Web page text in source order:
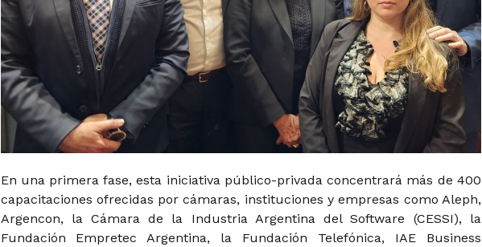
En una primera fase, esta iniciativa público-privada concentrará más de 400
capacitaciones ofrecidas por cámaras, instituciones y empresas como Aleph,
Argencon, la Cámara de la Industria Argentina del Software (CESSI), la
Fundación Empretec Argentina, la Fundación Telefónica, IAE Business